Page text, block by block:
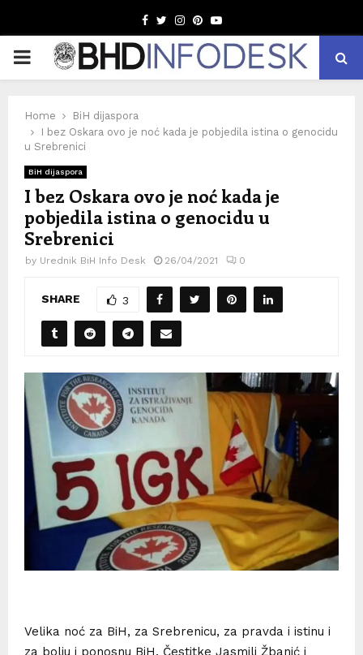
Facebook
TwitterInstagram
Pinterest
Youtube
PRIMARY
Home
BiH dijaspora
I bez Oskara ovo je noć kada je pobjedila istina o genocidu
u Srebrenici
BiH dijaspora
I bez Oskara ovo je noć kada je
pobjedila istina o genocidu u
Srebrenici
by Urednik BiH Info Desk 26/04/2021 0
SHARE 3
Velika noć za BiH, za Srebrenicu, za pravda i istinu i
za bolju i ponosnu BiH. Čestitke Jasmili Žbanić i